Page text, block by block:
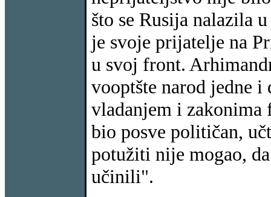
što se Rusija nalazila
je svoje prijatelje na
u svoj front.
vooptšte narod jedne
vladanjem i
bio posve političan,
potužiti nije mogao,
učinili".